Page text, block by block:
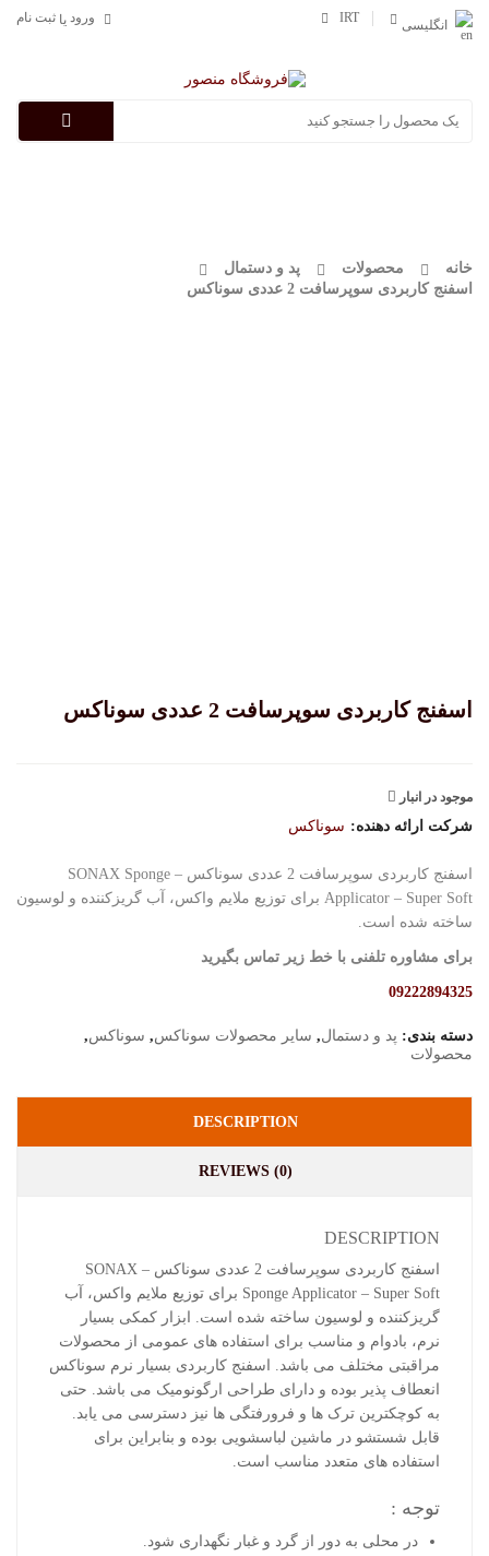
انگلیسی
IRT ورود یا ثبت نام
خانه محصولات
پد و دستمال
اسفنج کاربردی سوپرسافت 2 عددی سوناکس
اسفنج کاربردی سوپرسافت 2 عددی سوناکس
موجود در انبار
شرکت ارائه دهنده: سوناکس
اسفنج کاربردی سوپرسافت 2 عددی سوناکس – SONAX Sponge
Applicator – Super Soft برای توزیع ملایم واکس، آب گریزکننده و لوسیون
ساخته شده است.
برای مشاوره تلفنی با خط زیر تماس بگیرید
09222894325
دسته بندی: پد و دستمال, سایر محصولات سوناکس, سوناکس,
محصولات
DESCRIPTION
REVIEWS (0)
DESCRIPTION
اسفنج کاربردی سوپرسافت 2 عددی سوناکس – SONAX
Sponge Applicator – Super Soft برای توزیع ملایم واکس، آب
گریزکننده و لوسیون ساخته شده است. ابزار کمکی بسیار
نرم، بادوام و مناسب برای استفاده های عمومی از محصولات
مراقبتی مختلف می باشد. اسفنج کاربردی بسیار نرم سوناکس
انعطاف پذیر بوده و دارای طراحی ارگونومیک می باشد. حتی
به کوچکترین ترک ها و فرورفتگی ها نیز دسترسی می یابد.
قابل شستشو در ماشین لباسشویی بوده و بنابراین برای
استفاده های متعدد مناسب است.
توجه :
در محلی به دور از گرد و غبار نگهداری شود.